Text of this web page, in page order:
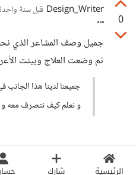
الرئيسية شارك
0
Design_Writer قبل سنة
جميل وصف المشاعر الذي
ثم وضعت العلاج وبينت
جميعنا لدينا هذا الجانب
و نعلم كيف نتصرف معه و